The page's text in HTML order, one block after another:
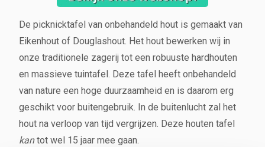
De picknicktafel van onbehandeld hout is gemaakt van
Eikenhout of Douglashout. Het hout bewerken wij in
onze traditionele zagerij tot een robuuste hardhouten
en massieve tuintafel. Deze tafel heeft onbehandeld
van nature een hoge duurzaamheid en is daarom erg
geschikt voor buitengebruik. In de buitenlucht zal het
hout na verloop van tijd vergrijzen. Deze houten tafel
kantot wel 15 jaar mee gaan.